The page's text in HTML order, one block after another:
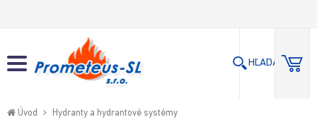
Hľadaj
to
HĽADAJ
Úvod
Hydranty a hydrantové systémy